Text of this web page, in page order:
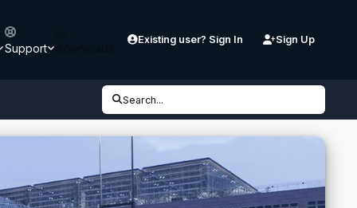
Support
Existing user? Sign In Sign Up
Search...